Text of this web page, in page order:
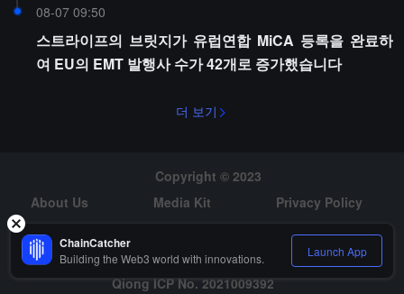
08-07 09:50
스트라이프의 브릿지가 유럽연합 MiCA 등록을 완료하
여 EU의 EMT 발행사 수가 42개로 증가했습니다
더 보기
Copyright © 2023
About Us
Media Kit
Privacy Policy
Risk Warning
Hiring
Qiong ICP No. 2021009392
ChainCatcher
Building the Web3 world with innovations. Launch App